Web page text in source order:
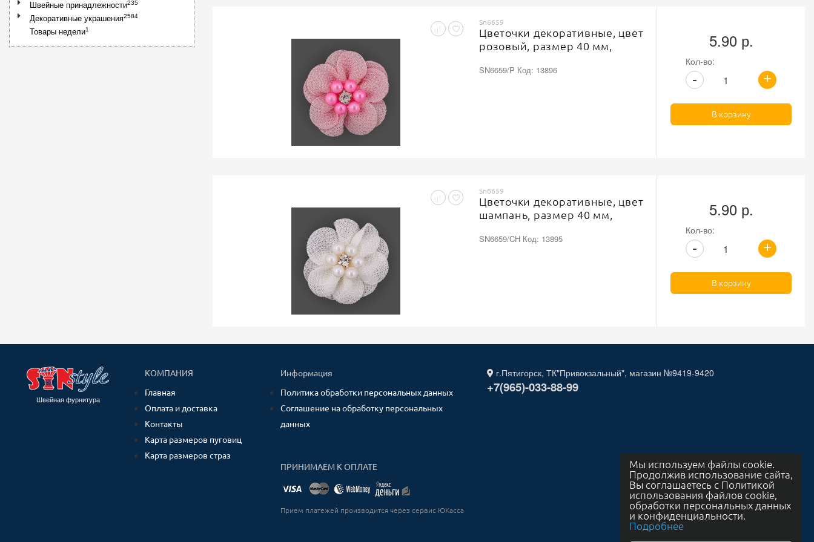
Мы используем файлы cookie.
Продолжив использование сайта,
Вы соглашаетесь с Политикой
использования файлов cookie,
обработки персональных данных
и конфиденциальности.
Подробнее
Швейные принадлежности235
Декоративные украшения2584
Товары недели1
Sn6659
Цветочки декоративные, цвет
розовый, размер 40 мм,
SN6659/P Код: 13896
5.90 р.
Кол-во:
+
-
В корзину
Sn6659
Цветочки декоративные, цвет
шампань, размер 40 мм,
SN6659/CH Код: 13895
5.90 р.
Кол-во:
+
-
В корзину
Швейная фурнитура
КОМПАНИЯ
Главная
Оплата и доставка
Контакты
Карта размеров пуговиц
Карта размеров страз
Информация
Политика обработки персональных данных
Соглашение на обработку персональных
данных
ПРИНИМАЕМ К ОПЛАТЕ
Прием платежей производится через сервис ЮКасса
г.Пятигорск, ТК"Привокзальный", магазин №9419-9420
+7(965)-033-88-99